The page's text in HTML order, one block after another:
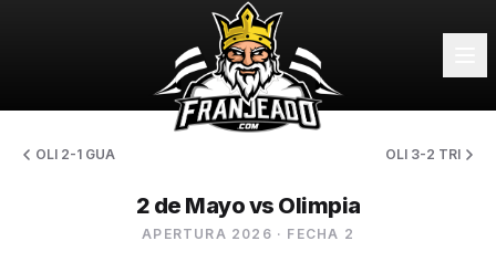
OLI 2-1 GUA OLI 3-2 TRI
2 de Mayo vs Olimpia
APERTURA 2026 · FECHA 2